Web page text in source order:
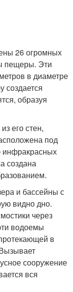
26 огромных
пещеры. Эти
в диаметре
образуя
его стен,
под
инфракрасных
создана
и бассейны с
видно дно.
через
водоемы
в
сооружение
вся